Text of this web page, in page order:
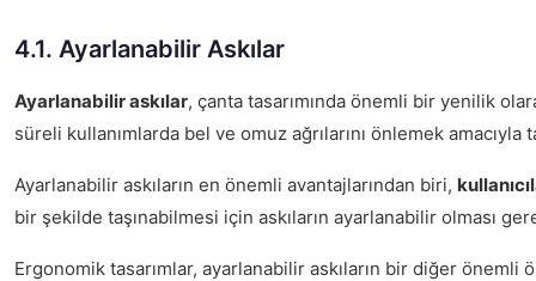
4.1. Ayarlanabilir Askılar
Ayarlanabilir askılar, çanta tasarımında önemli bir yenilik
süreli kullanımlarda bel ve omuz ağrılarını önlemek
Ayarlanabilir askıların en önemli avantajlarından biri,
bir şekilde taşınabilmesi için askıların ayarlanabilir olması
Ergonomik tasarımlar, ayarlanabilir askıların bir diğer önemli